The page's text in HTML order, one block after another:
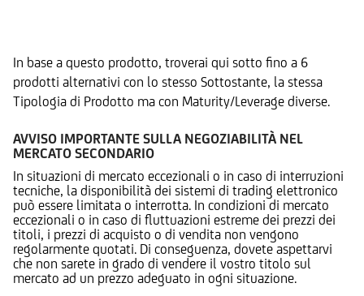
In base a questo prodotto, troverai qui sotto fino a 6
prodotti alternativi con lo stesso Sottostante, la stessa
Tipologia di Prodotto ma con Maturity/Leverage diverse.
AVVISO IMPORTANTE SULLA NEGOZIABILITÀ NEL
MERCATO SECONDARIO
In situazioni di mercato eccezionali o in caso di interruzioni
tecniche, la disponibilità dei sistemi di trading elettronico
può essere limitata o interrotta. In condizioni di mercato
eccezionali o in caso di fluttuazioni estreme dei prezzi dei
titoli, i prezzi di acquisto o di vendita non vengono
regolarmente quotati. Di conseguenza, dovete aspettarvi
che non sarete in grado di vendere il vostro titolo sul
mercato ad un prezzo adeguato in ogni situazione.